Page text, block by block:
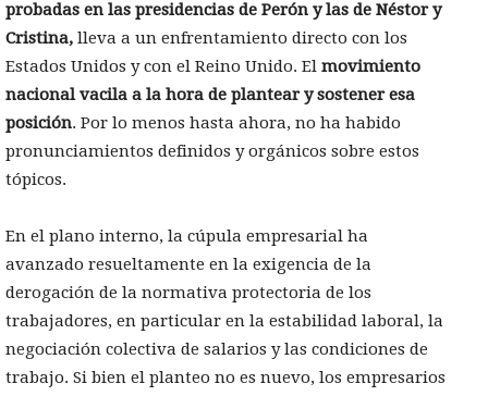
probadas en las presidencias de Perón y las de Néstor y
Cristina, lleva a un enfrentamiento directo con los
Estados Unidos y con el Reino Unido. El movimiento
nacional vacila a la hora de plantear y sostener esa
posición. Por lo menos hasta ahora, no ha habido
pronunciamientos definidos y orgánicos sobre estos
tópicos.
En el plano interno, la cúpula empresarial ha
avanzado resueltamente en la exigencia de la
derogación de la normativa protectoria de los
trabajadores, en particular en la estabilidad laboral, la
negociación colectiva de salarios y las condiciones de
trabajo. Si bien el planteo no es nuevo, los empresarios